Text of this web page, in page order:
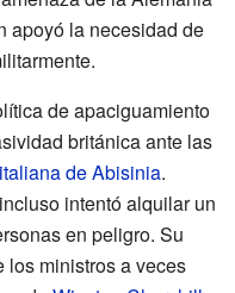
apoyó la necesidad de
de apaciguamiento
británica ante las
de Abisinia.
intentó alquilar un
en peligro. Su
los ministros a veces